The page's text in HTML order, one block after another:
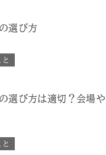
選び方
選び方は適切？会場